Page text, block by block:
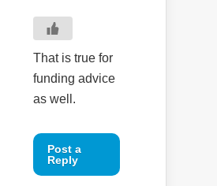
That is true for
funding advice
as well.
Post a
Reply